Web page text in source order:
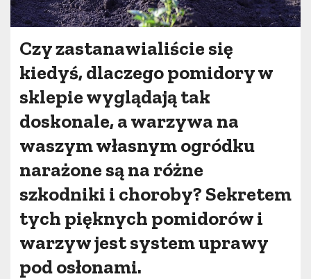
Czy zastanawialiście się
kiedyś, dlaczego pomidory w
sklepie wyglądają tak
doskonale, a warzywa na
waszym własnym ogródku
narażone są na różne
szkodniki i choroby? Sekretem
tych pięknych pomidorów i
warzyw jest system uprawy
pod osłonami.